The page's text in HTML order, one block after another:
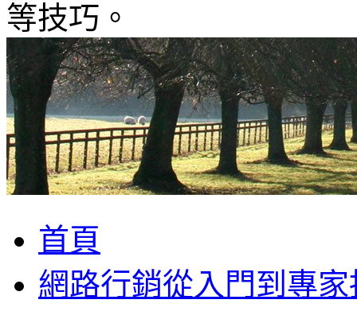
等技巧。
至
要
首頁
網路行銷從入門到專家